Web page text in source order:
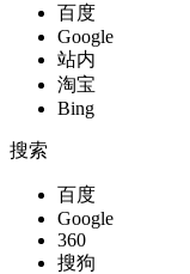
百度
Google
站内
淘宝
Bing
搜索
百度
Google
360
搜狗